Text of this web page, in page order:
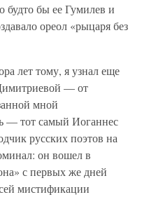
будто бы ее Гумилев и
ореол «рыцаря без
лет тому, я узнал еще
— от
мной
— тот самый Иоганнес
русских поэтов на
он вошел в
с первых же дней
мистификации